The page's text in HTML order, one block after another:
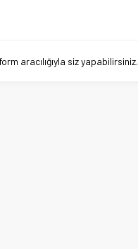
aracılığıyla siz yapabilirsiniz.